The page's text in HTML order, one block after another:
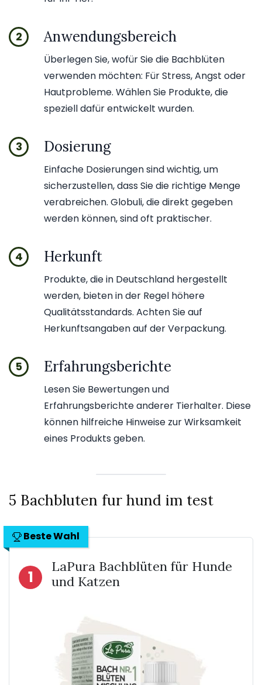
2 Anwendungsbereich
Überlegen Sie, wofür Sie die Bachblüten
verwenden möchten: Für Stress, Angst oder
Hautprobleme. Wählen Sie Produkte, die
speziell dafür entwickelt wurden.
3 Dosierung
Einfache Dosierungen sind wichtig, um
sicherzustellen, dass Sie die richtige Menge
verabreichen. Globuli, die direkt gegeben
werden können, sind oft praktischer.
4 Herkunft
Produkte, die in Deutschland hergestellt
werden, bieten in der Regel höhere
Qualitätsstandards. Achten Sie auf
Herkunftsangaben auf der Verpackung.
5 Erfahrungsberichte
Lesen Sie Bewertungen und
Erfahrungsberichte anderer Tierhalter. Diese
können hilfreiche Hinweise zur Wirksamkeit
eines Produkts geben.
5 Bachbluten fur hund im test
Beste Wahl
1
LaPura Bachblüten für Hunde
und Katzen